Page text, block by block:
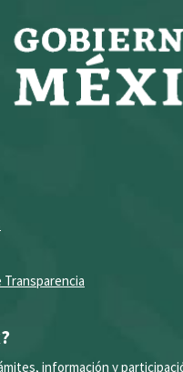
información y